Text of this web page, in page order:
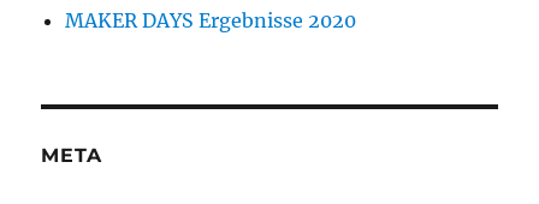
MAKER DAYS Ergebnisse 2020
META